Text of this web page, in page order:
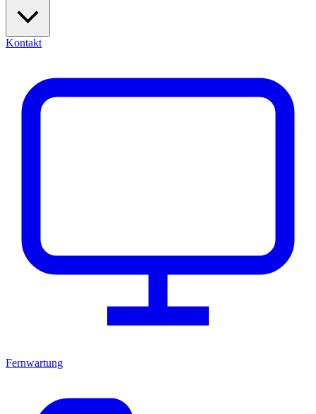
Kontakt
Fernwartung